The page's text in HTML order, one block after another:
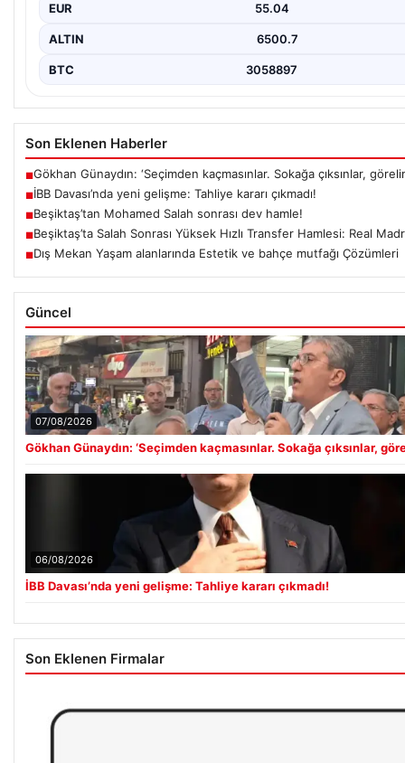
EUR 55.04
ALTIN 6500.7
BTC 3058897
Son Eklenen Haberler
■Gökhan Günaydın: ‘Seçimden kaçmasınlar. Sokağa çıksınlar,
■İBB Davası’nda yeni gelişme: Tahliye kararı çıkmadı!
■Beşiktaş’tan Mohamed Salah sonrası dev hamle!
■Beşiktaş’ta Salah Sonrası Yüksek Hızlı Transfer Hamlesi: Real
■Dış Mekan Yaşam alanlarında Estetik ve bahçe mutfağı Çözümleri
Güncel
07/08/2026
Gökhan Günaydın: ‘Seçimden kaçmasınlar. Sokağa çıksınlar,
06/08/2026
İBB Davası’nda yeni gelişme: Tahliye kararı çıkmadı!
Son Eklenen Firmalar